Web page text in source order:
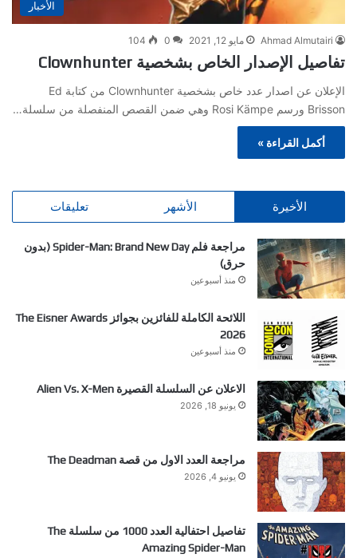
الأخبار
Ahmad Almutairi مايو 12, 2021 0
104
تفاصيل الإصدار الخاص بشخصية Clownhunter
الإعلان عن اصدار عدد خاص بشخصية Clownhunter من كتابة Ed
Brisson ورسم Rosi Kämpe وهي ضمن القصص المنفصلة من سلسلة…
أكمل القراءة »
الأخيرة الأشهر تعليقات
مراجعة فلم Spider-Man: Brand New Day (بدون
حرق)
منذ أسبوعين
اللائحة الكاملة للفائزين بجوائز The Eisner Awards
2026
منذ أسبوعين
الاعلان عن السلسلة القصيرة Alien Vs. X-Men
يونيو 18, 2026
مراجعة العدد الاول من قصة The Deadman
يونيو 4, 2026
تفاصيل احتفالية العدد 1000 من سلسلة The
Amazing Spider-Man